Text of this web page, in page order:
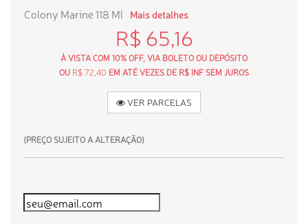
Colony Marine 118 Ml Mais detalhes
R$ 65,16
À VISTA COM 10% OFF, VIA BOLETO OU DEPÓSITO
OU R$ 72,40 EM ATÉ VEZES DE R$ INF SEM JUROS
VER PARCELAS
(PREÇO SUJEITO A ALTERAÇÃO)